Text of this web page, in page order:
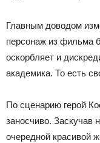
Главным доводом
персонаж из фильма
оскорбляет и
академика. То есть
По сценарию герой
заносчиво. Заскучав
очередной красивой